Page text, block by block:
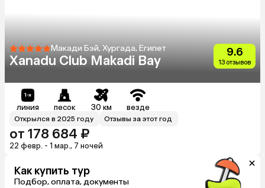
Макади Бэй, Хургада, Египет
Xanadu Club Makadi Bay
9.6
13 отзывов
линия песок 30 км везде
Открылся в 2025 году Отзывы за этот год
от 178 684 ₽
22 февр. - 1 мар., 7 ночей
Как купить тур
Подбор, оплата, документы